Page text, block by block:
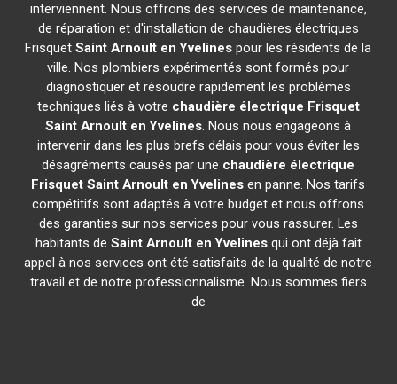
interviennent. Nous offrons des services de maintenance,
de réparation et d'installation de chaudières électriques
FrisquetSaint Arnoult en Yvelines pour les résidents de la
ville. Nos plombiers expérimentés sont formés pour
diagnostiquer et résoudre rapidement les problèmes
techniques liés à votre chaudière électrique Frisquet
Saint Arnoult en Yvelines. Nous nous engageons à
intervenir dans les plus brefs délais pour vous éviter les
désagréments causés par une chaudière électrique
Frisquet Saint Arnoult en Yvelines en panne. Nos tarifs
compétitifs sont adaptés à votre budget et nous offrons
des garanties sur nos services pour vous rassurer. Les
habitants de Saint Arnoult en Yvelinesqui ont déjà fait
appel à nos services ont été satisfaits de la qualité de notre
travail et de notre professionnalisme. Nous sommes fiers
de